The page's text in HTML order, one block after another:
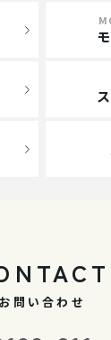
お問い合わせ